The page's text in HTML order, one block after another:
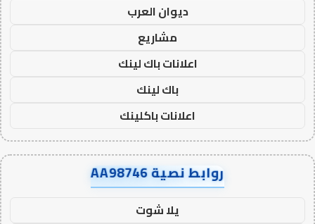
ديوان العرب
مشاريع
اعلانات باك لينك
باك لينك
اعلانات باكلينك
روابط نصية AA98746
يلا شوت